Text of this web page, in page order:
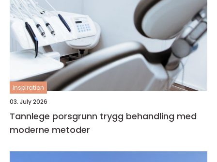
inspiration
03. July 2026
Tannlege porsgrunn trygg behandling med
moderne metoder